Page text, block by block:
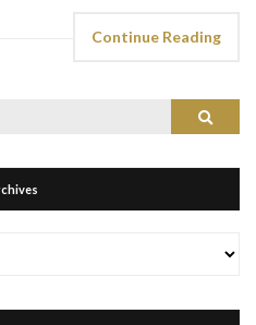
Continue Reading
Search